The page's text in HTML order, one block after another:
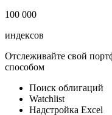
183 824
ETF & Funds
100 000
Отслеживайте свой
способом